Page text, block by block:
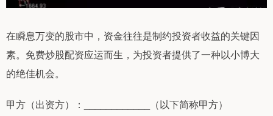
在瞬息万变的股市中，资金往往是制约投资者收益的关键因
素。免费炒股配资应运而生，为投资者提供了一种以小博大
的绝佳机会。
甲方（出资方）：____________（以下简称甲方）